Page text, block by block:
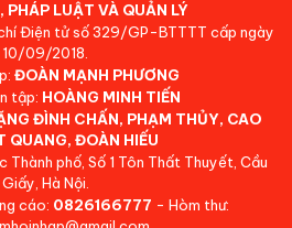
PHÁP LUẬT VÀ QUẢN LÝ
Điện tử số 329/GP-BTTTT cấp ngày
10/09/2018.
ĐOÀN MẠNH PHƯƠNG
tập: HOÀNG MINH TIẾN
ĐÌNH CHẤN, PHẠM THỦY, CAO
QUANG, ĐOÀN HIẾU
Thành phố, Số 1 Tôn Thất Thuyết, Cầu
Giấy, Hà Nội.
cáo: 0826166777 - Hòm thư: